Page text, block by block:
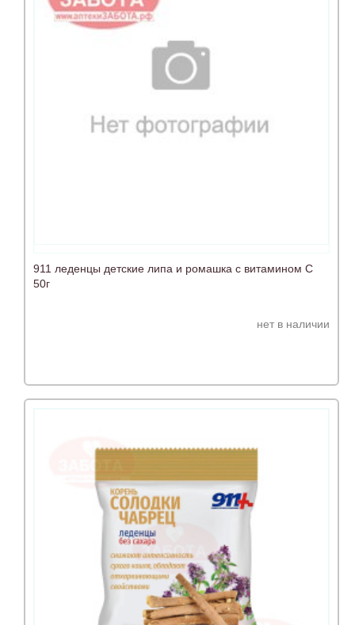
911 леденцы детские липа и ромашка с витамином С
50г
нет в наличии